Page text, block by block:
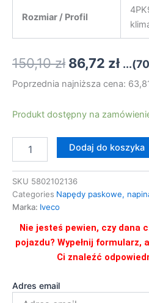
Rozmiar / Profil
150,10zł Pierwotna
cena
wynosiła:
86,72 zł ...(
Poprzednia najniższa cena:
Produkt dostępny na
ilość
WIELOROWKOWY
IVECO
DAILY
2.3D
4PK903EE
5802102136
Dodaj do koszyka
SKU 5802102136
Categories Napędy paskowe,
Marka: Iveco
Nie jesteś pewien, czy dana
pojazdu? Wypełnij formularz,
Ci znaleźć
Adres email